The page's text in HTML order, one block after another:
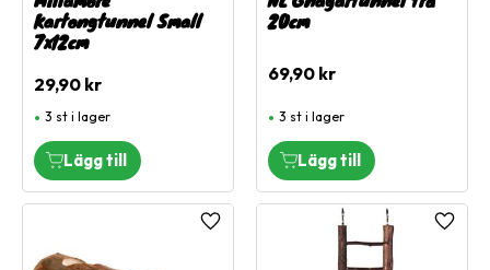
Kartongtunnel Small
7x12cm
29,90 kr
3 st i lager
20cm
69,90 kr
3 st i lager
Lägg till i favoriter Lägg